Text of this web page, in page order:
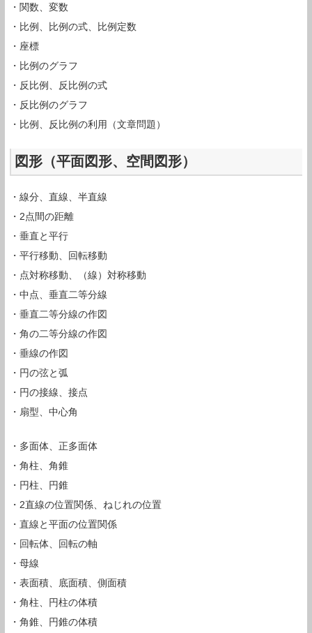
・関数、変数
・比例、比例の式、比例定数
・座標
・比例のグラフ
・反比例、反比例の式
・反比例のグラフ
・比例、反比例の利用（文章問題）
図形（平面図形、空間図形）
・線分、直線、半直線
・2点間の距離
・垂直と平行
・平行移動、回転移動
・点対称移動、（線）対称移動
・中点、垂直二等分線
・垂直二等分線の作図
・角の二等分線の作図
・垂線の作図
・円の弦と弧
・円の接線、接点
・扇型、中心角
・多面体、正多面体
・角柱、角錐
・円柱、円錐
・2直線の位置関係、ねじれの位置
・直線と平面の位置関係
・回転体、回転の軸
・母線
・表面積、底面積、側面積
・角柱、円柱の体積
・角錐、円錐の体積